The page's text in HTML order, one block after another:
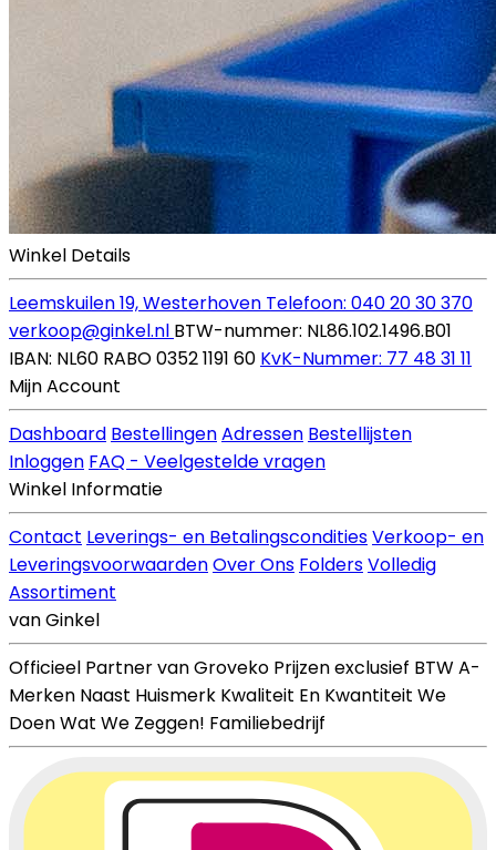
Winkel Details
Leemskuilen 19, Westerhoven Telefoon: 040 20 30 370
verkoop@ginkel.nl BTW-nummer: NL86.102.1496.B01
IBAN: NL60 RABO 0352 1191 60 KvK-Nummer: 77 48 31 11
Mijn Account
Dashboard BestellingenAdressen Bestellijsten
Inloggen FAQ - Veelgestelde vragen
Winkel Informatie
Contact Leverings- en BetalingsconditiesVerkoop- en
LeveringsvoorwaardenOver Ons FoldersVolledig
Assortiment
van Ginkel
Officieel Partner van Groveko Prijzen exclusief BTWA-
Merken Naast Huismerk Kwaliteit En Kwantiteit We
Doen Wat We Zeggen! Familiebedrijf